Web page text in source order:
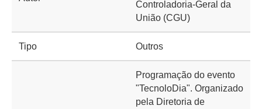
Controladoria-Geral da
União (CGU)
Tipo Outros
Programação do evento
"TecnoloDia". Organizado
pela Diretoria de